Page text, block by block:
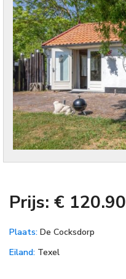
Prijs: € 120.90
Plaats: De Cocksdorp
Eiland: Texel